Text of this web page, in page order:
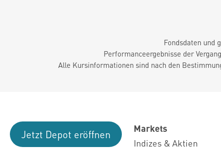
Fondsdaten und
Performanceergebnisse der
Alle Kursinformationen sind nach den
Jetzt Depot eröffnen
Markets
Indizes & Aktien